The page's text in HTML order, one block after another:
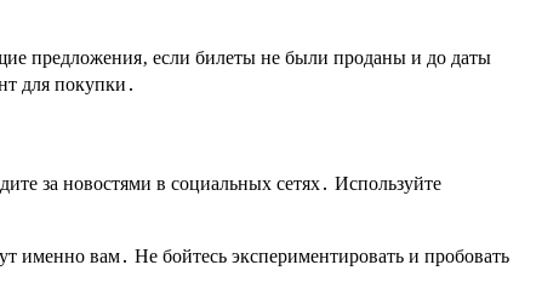
предложения‚ если билеты не были проданы и до даты
для покупки․
за новостями в социальных сетях․ Используйте
именно вам․ Не бойтесь экспериментировать и пробовать